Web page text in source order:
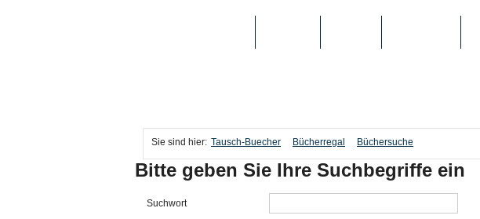
Sie sind hier: Tausch-Buecher Bücherregal Büchersuche
Bitte geben Sie Ihre Suchbegriffe ein
Suchwort